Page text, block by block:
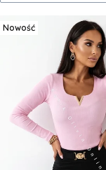
Nowość